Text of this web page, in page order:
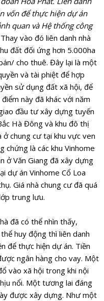
vốn để thực hiện dự án
quan và Hệ thống công
Thay vào đó liên danh nhà
đất đối ứng hơn 5.000ha
cho thuê. Đây lại là một
và tài phiệt để hợp
sử dụng đất xã hội, để
này đã khác với năm
đầu tư xây dựng tuyến
Hà Đông và khu đô thị
ở chung cư tại khu vực ven
chứng là các khu Vinhome
ở Văn Giang đã xây dựng
dự án Vinhome Cổ Loa
Giá nhà chung cư đã quá
trung lưu.
đã có thể nhìn thấy,
huy động thì liên danh
để thực hiện dự án. Tiền
ngân hàng cho vay. Một
vào xã hội trong khi nội
nổi. Một tương lai đáng
được xây dựng. Như một